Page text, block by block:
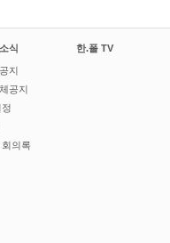
식
지
공지
의록
한.폴 TV